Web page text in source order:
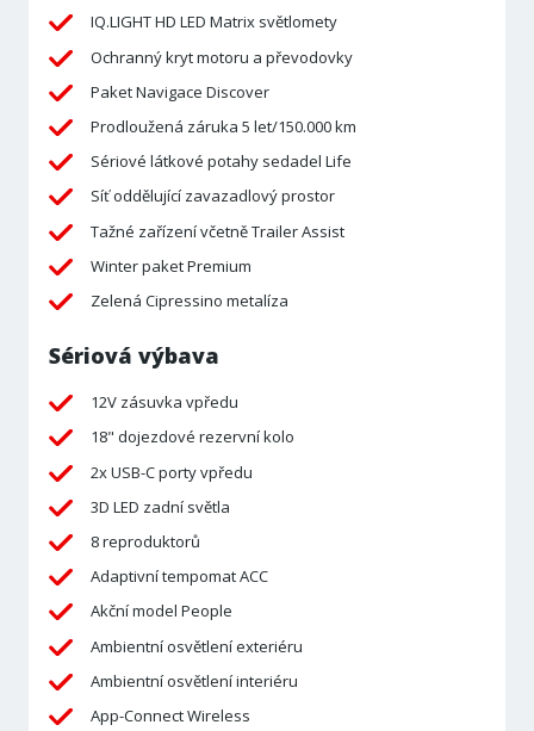
IQ.LIGHT HD LED Matrix světlomety
Ochranný kryt motoru a převodovky
Paket Navigace Discover
Prodloužená záruka 5 let/150.000 km
Sériové látkové potahy sedadel Life
Síť oddělující zavazadlový prostor
Tažné zařízení včetně Trailer Assist
Winter paket Premium
Zelená Cipressino metalíza
Sériová výbava
12V zásuvka vpředu
18" dojezdové rezervní kolo
2x USB-C porty vpředu
3D LED zadní světla
8 reproduktorů
Adaptivní tempomat ACC
Akční model People
Ambientní osvětlení exteriéru
Ambientní osvětlení interiéru
App-Connect Wireless